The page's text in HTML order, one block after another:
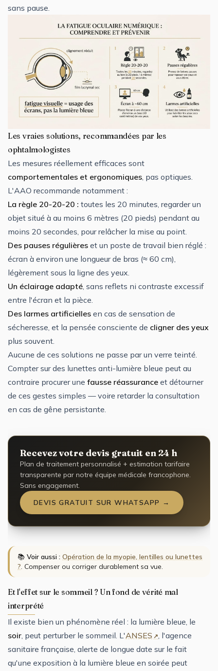
sans pause.
Les vraies solutions, recommandées par les
ophtalmologistes
Les mesures réellement efficaces sont
comportementales et ergonomiques, pas optiques.
L'AAO recommande notamment :
La règle 20-20-20 : toutes les 20 minutes, regarder un
objet situé à au moins 6 mètres (20 pieds) pendant au
moins 20 secondes, pour relâcher la mise au point.
Des pauses régulières et un poste de travail bien réglé :
écran à environ une longueur de bras (≈ 60 cm),
légèrement sous la ligne des yeux.
Un éclairage adapté, sans reflets ni contraste excessif
entre l'écran et la pièce.
Des larmes artificielles en cas de sensation de
sécheresse, et la pensée consciente de cligner des yeux
plus souvent.
Aucune de ces solutions ne passe par un verre teinté.
Compter sur des lunettes anti-lumière bleue peut au
contraire procurer une fausse réassurance et détourner
de ces gestes simples — voire retarder la consultation
en cas de gêne persistante.
Recevez votre devis gratuit en 24 h
Plan de traitement personnalisé + estimation tarifaire
transparente par notre équipe médicale francophone.
Sans engagement.
DEVIS GRATUIT SUR WHATSAPP →
📚 Voir aussi : Opération de la myopie, lentilles ou lunettes
?. Compenser ou corriger durablement sa vue.
Et l'effet sur le sommeil ? Un fond de vérité mal
interprété
Il existe bien un phénomène réel : la lumière bleue, le
soir, peut perturber le sommeil. L'ANSES
, l'agence
sanitaire française, alerte de longue date sur le fait
qu'une exposition à la lumière bleue en soirée peut